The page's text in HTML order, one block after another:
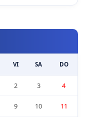
VI SA DO
2 3 4
9 10 11